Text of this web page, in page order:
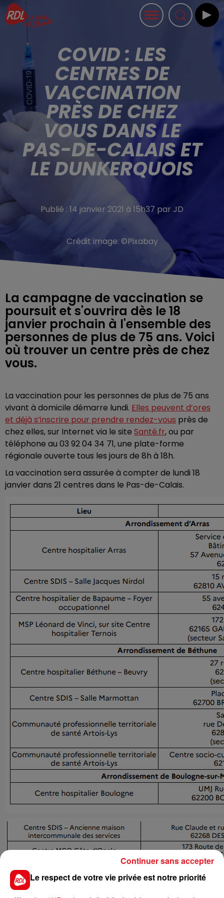
COVID : LES
CENTRES DE
VACCINATION
PRÈS DE CHEZ
VOUS DANS LE
PAS-DE-CALAIS ET
LE DUNKERQUOIS
Publié : 14 janvier 2021 à 15h37 par JD
Crédit image: ©Pixabay
La campagne de vaccination se
poursuit et s'ouvrira dès le 18
janvier prochain à l'ensemble des
personnes de plus de 75 ans. Voici
où trouver un centre près de chez
vous.
La vaccination pour les personnes de plus de 75 ans
vivant à domicile démarre lundi. Elles peuvent d’ores
et déjà s’inscrire pour prendre rendez-vous près de
chez elles, sur Internet via le site Santé.fr, ou par
téléphone au 03 92 04 34 71, une plate-forme
régionale ouverte tous les jours de 8h à 18h.
La vaccination sera assurée à compter de lundi 18
janvier dans 21 centres dans le Pas-de-Calais.
Le respect de votre vie privée est notre priorité
Continuer sans accepter